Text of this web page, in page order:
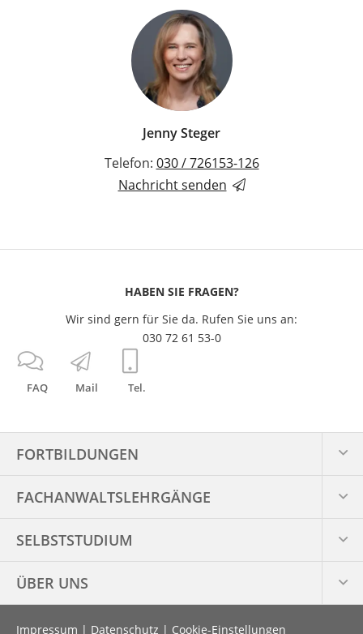
Jenny Steger
Telefon: 030 / 726153-126
Nachricht senden
FAQ Mail Tel.
HABEN SIE FRAGEN?
Wir sind gern für Sie da. Rufen Sie uns an:
030 72 61 53-0
FORTBILDUNGEN
FACHANWALTS­LEHRGÄNGE
SELBSTSTUDIUM
ÜBER UNS
Impressum | Datenschutz | Cookie-Einstellungen